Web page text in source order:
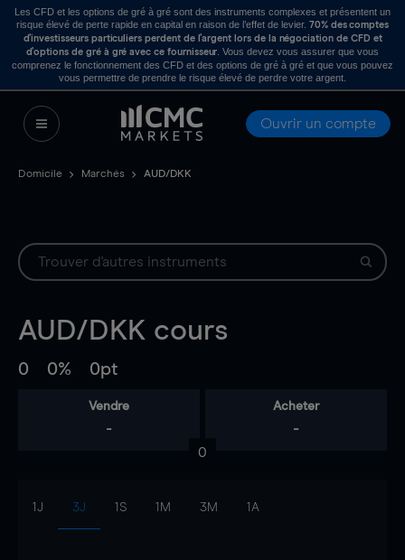
Les CFD et les options de gré à gré sont des instruments complexes et présentent un
risque élevé de perte rapide en capital en raison de l’effet de levier. 70% des comptes
d’investisseurs particuliers perdent de l’argent lors de la négociation de CFD et
d’options de gré à gré avec ce fournisseur . Vous devez vous assurer que vous
comprenez le fonctionnement des CFD et des options de gré à gré et que vous pouvez
vous permettre de prendre le risque élevé de perdre votre argent.
Ouvrir un compte
Domicile Marchés AUD/DKK
AUD/DKK cours
0 0% 0pt
Vendre
-
Acheter
-
0
1J 3J 1S 1M 3M 1A